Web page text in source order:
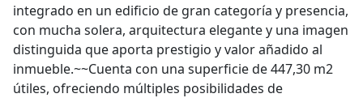
integrado en un edificio de gran categoría y presencia,
con mucha solera, arquitectura elegante y una imagen
distinguida que aporta prestigio y valor añadido al
inmueble.~~Cuenta con una superficie de 447,30 m2
útiles, ofreciendo múltiples posibilidades de